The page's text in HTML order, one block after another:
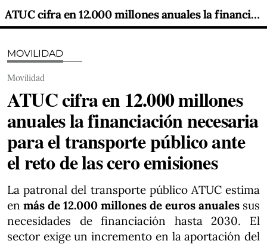
ATUC cifra en 12.000 millones anuales la financiación necesaria para el transporte público ante el reto de las cero emisiones
MOVILIDAD
Movilidad
ATUC cifra en 12.000 millones
anuales la financiación necesaria
para el transporte público ante
el reto de las cero emisiones
La patronal del transporte público ATUC estima
en más de 12.000 millones de euros anuales sus
necesidades de financiación hasta 2030. El
sector exige un incremento en la aportación del